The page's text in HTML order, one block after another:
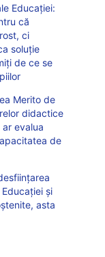
Educației:
că
ci
soluție
de ce se
Merito de
didactice
evalua
de
și
asta